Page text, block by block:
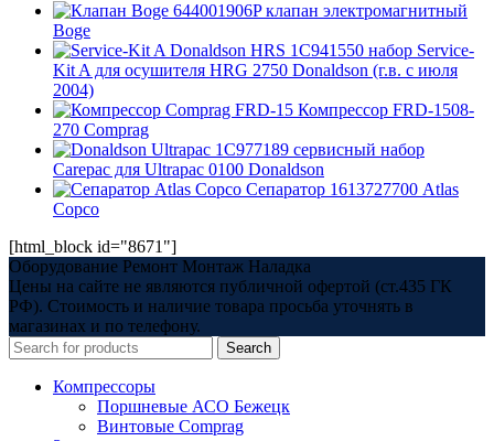
644001906P клапан электромагнитный
Boge
1C941550 набор Service-
Kit A для осушителя HRG 2750 Donaldson (г.в. с июля
2004)
Компрессор FRD-1508-
270 Comprag
1C977189 сервисный набор
Carepac для Ultrapac 0100 Donaldson
Сепаратор 1613727700 Atlas
Copco
[html_block id="8671"]
Оборудование Ремонт Монтаж Наладка
Цены на сайте не являются публичной офертой (ст.435 ГК
РФ). Стоимость и наличие товара просьба уточнять в
магазинах и по телефону.
Search
Компрессоры
Поршневые АСО Бежецк
Винтовые Comprag